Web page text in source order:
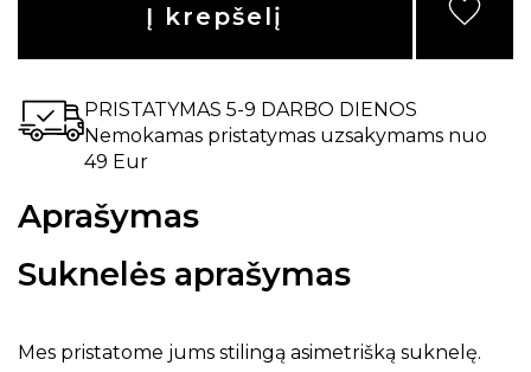
Į krepšelį
PRISTATYMAS 5-9 DARBO DIENOS
Nemokamas pristatymas uzsakymams nuo
49 Eur
Aprašymas
Suknelės aprašymas
Mes pristatome jums stilingą asimetrišką suknelę.